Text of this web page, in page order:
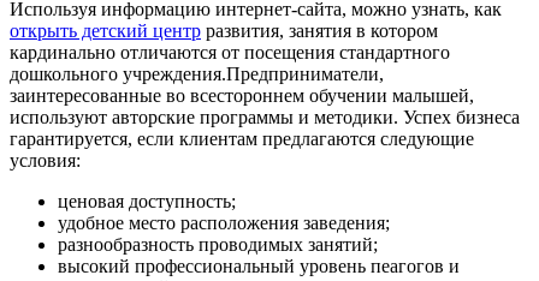
Используя информацию интернет-сайта, можно узнать, как
открыть детский центр развития, занятия в котором
кардинально отличаются от посещения стандартного
дошкольного учреждения.Предприниматели,
заинтересованные во всестороннем обучении малышей,
используют авторские программы и методики. Успех бизнеса
гарантируется, если клиентам предлагаются следующие
условия:
ценовая доступность;
удобное место расположения заведения;
разнообразность проводимых занятий;
высокий профессиональный уровень пеагогов и